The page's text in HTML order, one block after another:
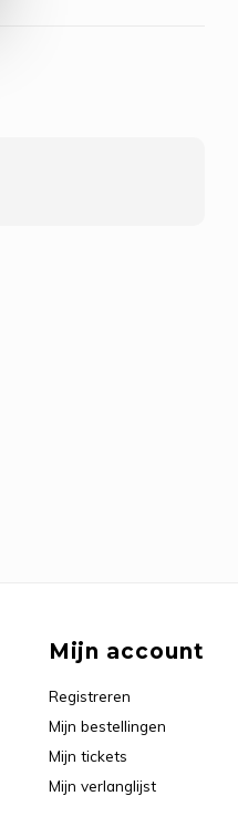
Mijn account
Registreren
Mijn bestellingen
Mijn tickets
Mijn verlanglijst